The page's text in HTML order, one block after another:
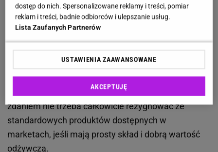
stosowanie antybiotyków, oraz kurczaka
wolnorosnącego. Według niego to produkt, który
zawiera dużo białka i jednocześnie pozostaje
stosunkowo niskokaloryczny. Dietetyk zwraca
uwagę, że zwykła pierś z kurczaka nadal może być
wartościowym elementem codziennej diety. Jego
zdaniem nie trzeba całkowicie rezygnować ze
standardowych produktów dostępnych w
marketach, jeśli mają prosty skład i dobrą wartość
odżywczą.
dostęp do nich. Spersonalizowane reklamy i treści, pomiar
reklam i treści, badnie odbiorców i ulepszanie usług.
Lista Zaufanych Partnerów
USTAWIENIA ZAAWANSOWANE
AKCEPTUJĘ